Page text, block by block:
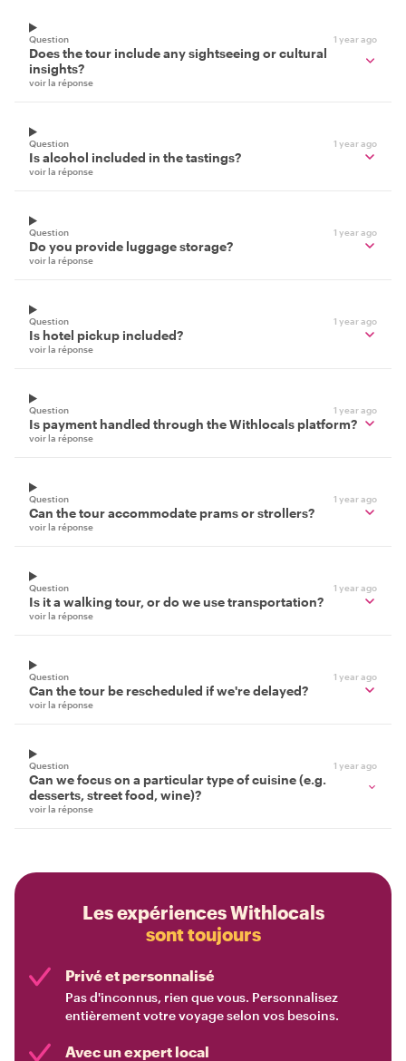
Question 1 year ago
Does the tour include any sightseeing or cultural
insights?
voir la réponse
Question 1 year ago
Is alcohol included in the tastings?
voir la réponse
Question 1 year ago
Do you provide luggage storage?
voir la réponse
Question 1 year ago
Is hotel pickup included?
voir la réponse
Question 1 year ago
Is payment handled through the Withlocals platform?
voir la réponse
Question 1 year ago
Can the tour accommodate prams or strollers?
voir la réponse
Question 1 year ago
Is it a walking tour, or do we use transportation?
voir la réponse
Question 1 year ago
Can the tour be rescheduled if we're delayed?
voir la réponse
Question 1 year ago
Can we focus on a particular type of cuisine (e.g.
desserts, street food, wine)?
voir la réponse
Les expériences Withlocals
sont toujours
Privé et personnalisé
Pas d'inconnus, rien que vous. Personnalisez
entièrement votre voyage selon vos besoins.
Avec un expert local